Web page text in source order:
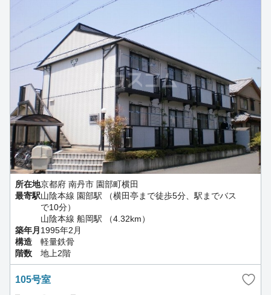
所在地京都府 南丹市 園部町横田
最寄駅山陰本線 園部駅 （横田亭まで徒歩5分、駅までバス
で10分）
山陰本線 船岡駅 （4.32km）
築年月 1995年2月
構造
軽量鉄骨
階数
地上2階
105号室